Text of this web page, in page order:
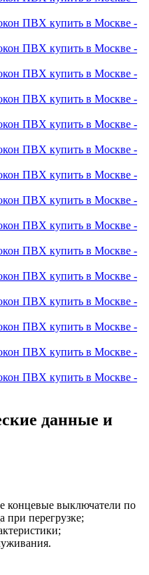
данные и
концевые выключатели по
при перегрузке;